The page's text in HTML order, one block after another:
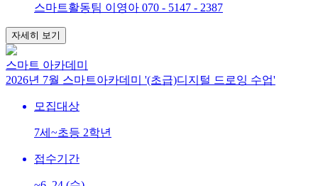
스마트활동팀 이영아 070 - 5147 - 2387
자세히 보기
스마트 아카데미
2026년 7월 스마트아카데미 '(초급)디지털 드로잉 수업'
모집대상
7세~초등 2학년
접수기간